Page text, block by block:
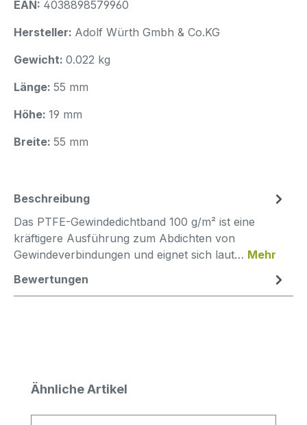
EAN: 4038898579960
Hersteller: Adolf Würth Gmbh & Co.KG
Gewicht: 0.022 kg
Länge: 55 mm
Höhe: 19 mm
Breite: 55 mm
Beschreibung
Das PTFE-Gewindedichtband 100 g/m² ist eine
kräftigere Ausführung zum Abdichten von
Gewindeverbindungen und eignet sich laut… Mehr
Bewertungen
Produktgalerie überspringen
Ähnliche Artikel